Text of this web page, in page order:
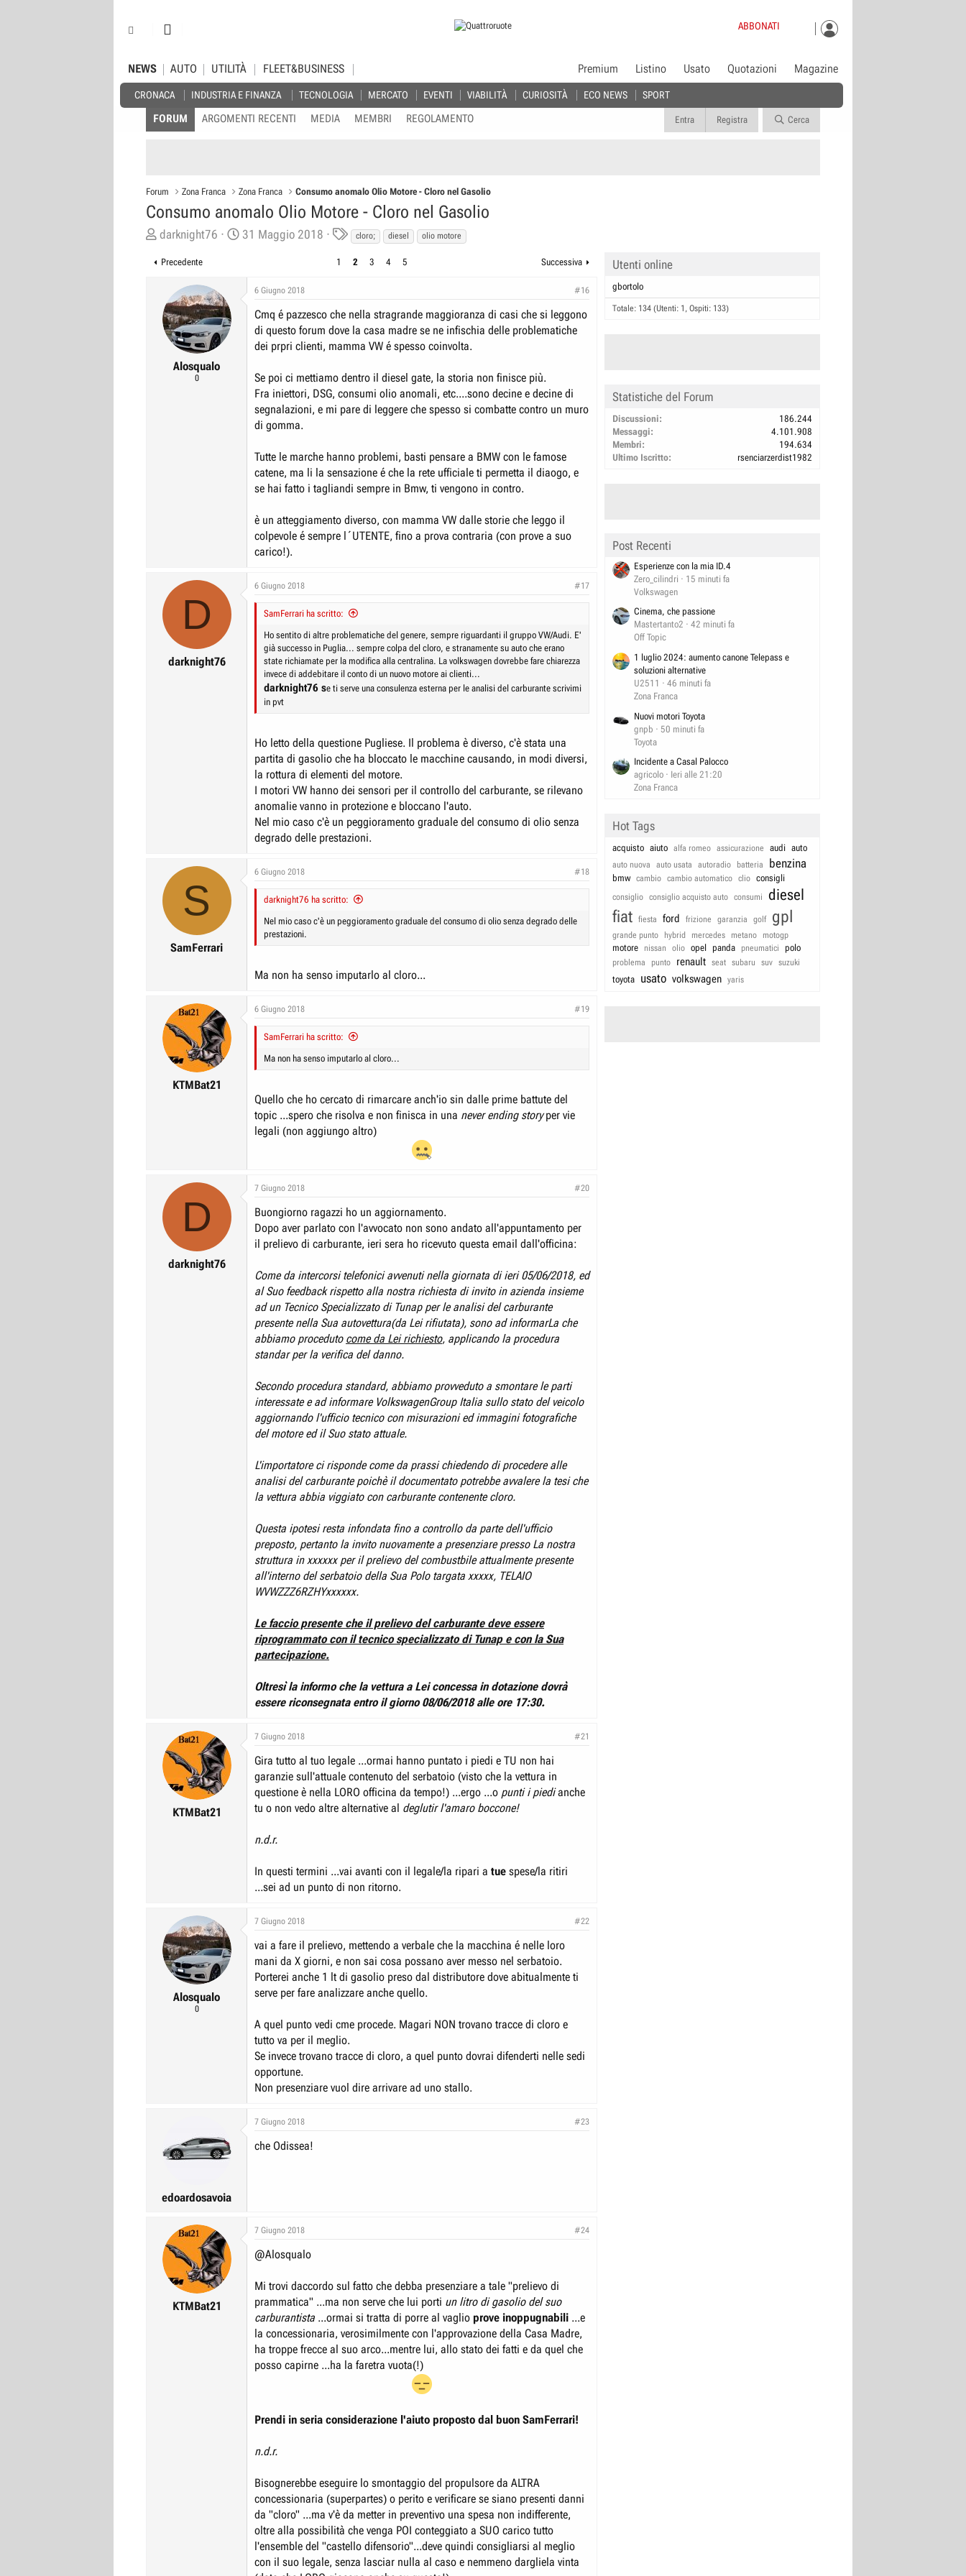
ABBONATI
NEWS
CRONACA INDUSTRIA E FINANZA TECNOLOGIA MERCATO EVENTI VIABILITÀ CURIOSITÀ ECO NEWS SPORT
AUTO UTILITÀ FLEET&BUSINESS Premium Listino Usato Quotazioni Magazine
FORUM ARGOMENTI RECENTI MEDIA MEMBRI REGOLAMENTO Entra Registra Cerca
Forum Zona Franca Zona Franca Consumo anomalo Olio Motore - Cloro nel Gasolio
Consumo anomalo Olio Motore - Cloro nel Gasolio
C
e
o
darknight76
D
d
31 Maggio 2018
T
g
cloro; diesel olio motore
Precedente 1 2 3 4 5 Successiva
Alosqualo
0
6 Giugno 2018 #16
Cmq é pazzesco che nella stragrande maggioranza di casi che si leggono
di questo forum dove la casa madre se ne infischia delle problematiche
dei prpri clienti, mamma VW é spesso coinvolta.
Se poi ci mettiamo dentro il diesel gate, la storia non finisce più.
Fra iniettori, DSG, consumi olio anomali, etc....sono decine e decine di
segnalazioni, e mi pare di leggere che spesso si combatte contro un muro
di gomma.
Tutte le marche hanno problemi, basti pensare a BMW con le famose
catene, ma li la sensazione é che la rete ufficiale ti permetta il diaogo, e
se hai fatto i tagliandi sempre in Bmw, ti vengono in contro.
è un atteggiamento diverso, con mamma VW dalle storie che leggo il
colpevole é sempre l´UTENTE, fino a prova contraria (con prove a suo
carico!).
D
darknight76
6 Giugno 2018 #17
SamFerrari ha scritto:
Ho sentito di altre problematiche del genere, sempre riguardanti il gruppo VW/Audi. E'
già successo in Puglia... sempre colpa del cloro, e stranamente su auto che erano
state richiamate per la modifica alla centralina. La volkswagen dovrebbe fare chiarezza
invece di addebitare il conto di un nuovo motore ai clienti...
darknight76 se ti serve una consulenza esterna per le analisi del carburante scrivimi
in pvt
Ho letto della questione Pugliese. Il problema è diverso, c'è stata una
partita di gasolio che ha bloccato le macchine causando, in modi diversi,
la rottura di elementi del motore.
I motori VW hanno dei sensori per il controllo del carburante, se rilevano
anomalie vanno in protezione e bloccano l'auto.
Nel mio caso c'è un peggioramento graduale del consumo di olio senza
degrado delle prestazioni.
S
SamFerrari
6 Giugno 2018 #18
darknight76 ha scritto:
Nel mio caso c'è un peggioramento graduale del consumo di olio senza degrado delle
prestazioni.
Ma non ha senso imputarlo al cloro...
KTMBat21
6 Giugno 2018 #19
SamFerrari ha scritto:
Ma non ha senso imputarlo al cloro...
Quello che ho cercato di rimarcare anch'io sin dalle prime battute del
topic ...spero che risolva e non finisca in una never ending storyper vie
legali (non aggiungo altro)
D
darknight76
7 Giugno 2018 #20
Buongiorno ragazzi ho un aggiornamento.
Dopo aver parlato con l'avvocato non sono andato all'appuntamento per
il prelievo di carburante, ieri sera ho ricevuto questa email dall'officina:
Come da intercorsi telefonici avvenuti nella giornata di ieri 05/06/2018, ed
al Suo feedback rispetto alla nostra richiesta di invito in azienda insieme
ad un Tecnico Specializzato di Tunap per le analisi del carburante
presente nella Sua autovettura(da Lei rifiutata), sono ad informarLa che
abbiamo proceduto come da Lei richiesto, applicando la procedura
standar per la verifica del danno.
Secondo procedura standard, abbiamo provveduto a smontare le parti
interessate e ad informare VolkswagenGroup Italia sullo stato del veicolo
aggiornando l'ufficio tecnico con misurazioni ed immagini fotografiche
del motore ed il Suo stato attuale.
L'importatore ci risponde come da prassi chiedendo di procedere alle
analisi del carburante poichè il documentato potrebbe avvalere la tesi che
la vettura abbia viggiato con carburante contenente cloro.
Questa ipotesi resta infondata fino a controllo da parte dell'ufficio
preposto, pertanto la invito nuovamente a presenziare presso La nostra
struttura in xxxxxx per il prelievo del combustbile attualmente presente
all'interno del serbatoio della Sua Polo targata xxxxx, TELAIO
WVWZZZ6RZHYxxxxxx.
Le faccio presente che il prelievo del carburante deve essere
riprogrammato con il tecnico specializzato di Tunap e con la Sua
partecipazione.
Oltresì la informo che la vettura a Lei concessa in dotazione dovrà
essere riconsegnata entro il giorno 08/06/2018 alle ore 17:30.
KTMBat21
7 Giugno 2018 #21
Gira tutto al tuo legale ...ormai hanno puntato i piedi e TU non hai
garanzie sull'attuale contenuto del serbatoio (visto che la vettura in
questione è nella LORO officina da tempo!) ...ergo ...o punti i piedianche
tu o non vedo altre alternative al deglutir l'amaro boccone!
n.d.r.
In questi termini ...vai avanti con il legale/la ripari a tue spese/la ritiri
...sei ad un punto di non ritorno.
Alosqualo
0
7 Giugno 2018 #22
vai a fare il prelievo, mettendo a verbale che la macchina é nelle loro
mani da X giorni, e non sai cosa possano aver messo nel serbatoio.
Porterei anche 1 lt di gasolio preso dal distributore dove abitualmente ti
serve per fare analizzare anche quello.
A quel punto vedi cme procede. Magari NON trovano tracce di cloro e
tutto va per il meglio.
Se invece trovano tracce di cloro, a quel punto dovrai difenderti nelle sedi
opportune.
Non presenziare vuol dire arrivare ad uno stallo.
edoardosavoia
7 Giugno 2018 #23
che Odissea!
KTMBat21
7 Giugno 2018 #24
@Alosqualo
Mi trovi daccordo sul fatto che debba presenziare a tale "prelievo di
prammatica" ...ma non serve che lui porti un litro di gasolio del suo
carburantista ...ormai si tratta di porre al vaglio prove inoppugnabili ...e
la concessionaria, verosimilmente con l'approvazione della Casa Madre,
ha troppe frecce al suo arco...mentre lui, allo stato dei fatti e da quel che
posso capirne ...ha la faretra vuota(!)
Prendi in seria considerazione l'aiuto proposto dal buon SamFerrari!
n.d.r.
Bisognerebbe eseguire lo smontaggio del propulsore da ALTRA
concessionaria (superpartes) o perito e verificare se siano presenti danni
da "cloro" ...ma v'è da metter in preventivo una spesa non indifferente,
oltre alla possibilità che venga POI conteggiato a SUO carico tutto
l'ensemble del "castello difensorio"...deve quindi consigliarsi al meglio
con il suo legale, senza lasciar nulla al caso e nemmeno dargliela vinta
Utenti online
gbortolo
Totale: 134 (Utenti: 1, Ospiti: 133)
Statistiche del Forum
Discussioni
186.244
Messaggi
4.101.908
Membri
194.634
Ultimo Iscritto
rsenciarzerdist1982
Post Recenti
Esperienze con la mia ID.4
Zero_cilindri
15 minuti fa
Volkswagen
Cinema, che passione
Mastertanto2
42 minuti fa
Off Topic
1 luglio 2024: aumento canone Telepass e
soluzioni alternative
U2511
46 minuti fa
Zona Franca
Nuovi motori Toyota
gnpb
50 minuti fa
Toyota
Incidente a Casal Palocco
agricolo
Ieri alle 21:20
Zona Franca
Hot Tags
acquisto aiuto alfa romeo assicurazione audi auto
auto nuova auto usata autoradio batteria benzina
bmw cambio cambio automatico clio consigli
consiglio consiglio acquisto auto consumi diesel
fiat fiesta ford frizione garanzia golf gpl
grande punto hybrid mercedes metano motogp
motore nissan olio opel panda pneumatici polo
problema punto renault seat subaru suv suzuki
toyota usato volkswagen yaris